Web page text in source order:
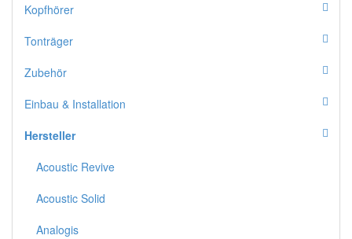
Kopfhörer
Tonträger
Zubehör
Einbau & Installation
Hersteller
Acoustic Revive
Acoustic Solid
Analogis